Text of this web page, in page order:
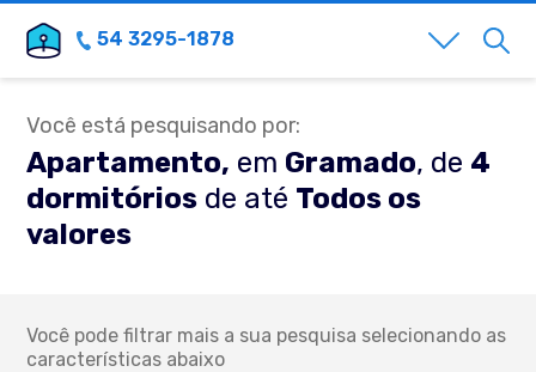
54 3295-1878
Você está pesquisando por:
Apartamento, em Gramado, de 4
dormitórios de até Todos os
valores
Você pode filtrar mais a sua pesquisa selecionando as
características abaixo